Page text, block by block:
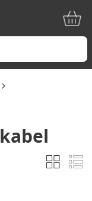
Vise
som